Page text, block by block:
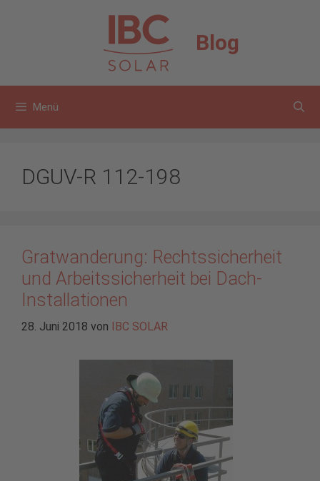
Blog
Menü
DGUV-R 112-198
Gratwanderung: Rechtssicherheit
und Arbeitssicherheit bei Dach-
Installationen
28. Juni 2018 von IBC SOLAR